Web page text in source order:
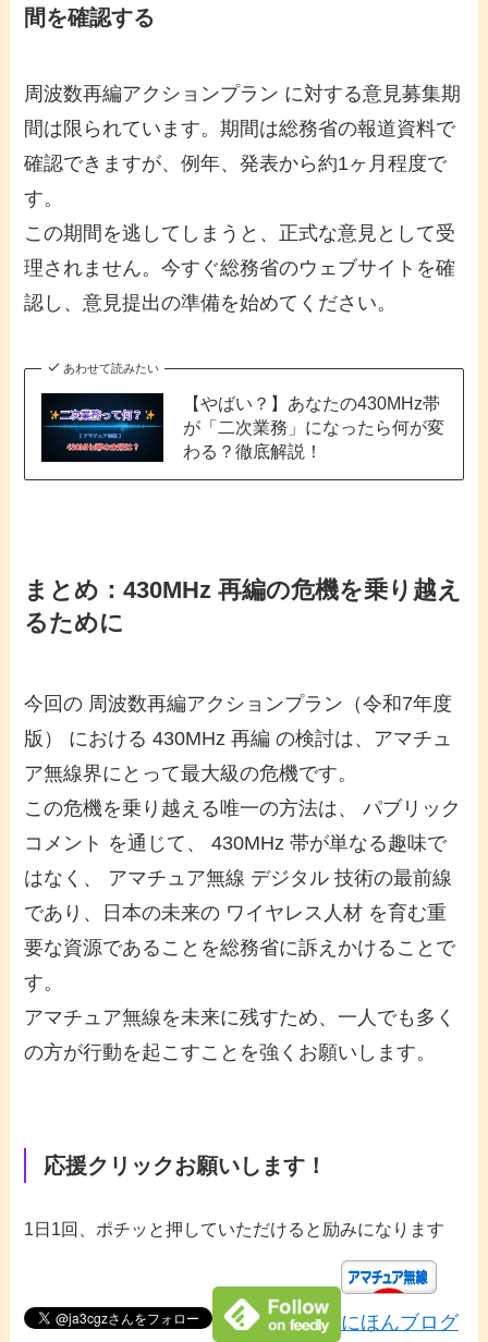
間を確認する
周波数再編アクションプラン に対する意見募集期
間は限られています。期間は総務省の報道資料で
確認できますが、例年、発表から約1ヶ月程度で
す。
この期間を逃してしまうと、正式な意見として受
理されません。今すぐ総務省のウェブサイトを確
認し、意見提出の準備を始めてください。
あわせて読みたい
【やばい？】あなたの430MHz帯
が「二次業務」になったら何が変
わる？徹底解説！
まとめ：430MHz 再編の危機を乗り越え
るために
今回の 周波数再編アクションプラン（令和7年度
版） における 430MHz 再編 の検討は、アマチュ
ア無線界にとって最大級の危機です。
この危機を乗り越える唯一の方法は、 パブリック
コメント を通じて、 430MHz 帯が単なる趣味で
はなく、 アマチュア無線 デジタル 技術の最前線
であり、日本の未来の ワイヤレス人材 を育む重
要な資源であることを総務省に訴えかけることで
す。
アマチュア無線を未来に残すため、一人でも多く
の方が行動を起こすことを強くお願いします。
応援クリックお願いします！
1日1回、ポチッと押していただけると励みになります
にほんブログ